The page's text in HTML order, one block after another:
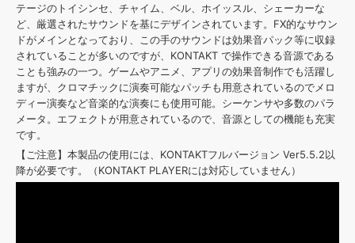
テージのトイシンセ、チャイム、ベル、ホイッスル、シェーカーな
ど、厳選されたサウンドを基にデザインされています。FX的なサウン
ドがメインとなっており、この手のサウンドは効果音パック等に収録
されていることが多いのですが、KONTAKT で操作できる音源である
ことも強みの一つ。ゲームやアニメ、アプリの効果音制作でも活躍し
ますが、クロマチックに演奏可能なパッチも用意されているのでメロ
ディー演奏など音楽的な演奏にも使用可能。シーケンサや多数のパラ
メータ。エフェクトが用意されているので、音源としての機能も充実
です。
【ご注意】本製品の使用には、KONTAKTフルバージョン Ver5.5.2以
降が必要です。（KONTAKT PLAYERには対応していません）